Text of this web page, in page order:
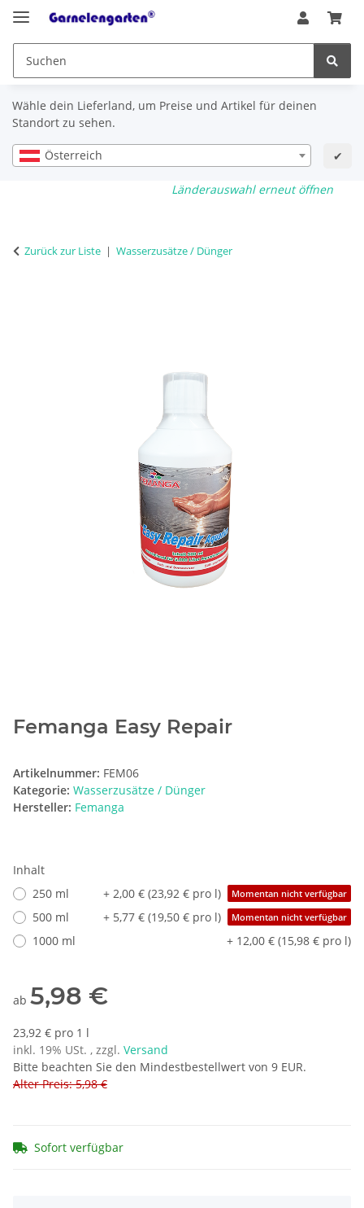
Wähle dein Lieferland, um Preise und Artikel für deinen
Standort zu sehen.
Österreich ✔
Länderauswahl erneut öffnen
Zurück zur Liste Wasserzusätze / Dünger
Femanga Easy Repair
Artikelnummer: FEM06
Kategorie: Wasserzusätze / Dünger
Hersteller: Femanga
Inhalt
250 ml
+ 2,00 € (23,92 € pro l) Momentan nicht verfügbar
500 ml + 5,77 € (19,50 € pro l) Momentan nicht verfügbar
1000 ml + 12,00 € (15,98 € pro l)
ab 5,98 €
23,92 € pro 1 l
inkl. 19% USt. , zzgl. Versand
Bitte beachten Sie den Mindestbestellwert von 9 EUR.
Alter Preis: 5,98 €
Sofort verfügbar